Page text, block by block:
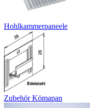
Hohlkammerpaneele
Zubehör Kömapan